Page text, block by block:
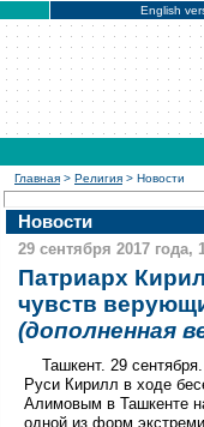
English
Главная > Религия > Новости
Новости
29 сентября 2017 года,
Патриарх
чувств
(дополненная
Ташкент. 29
Руси Кирилл в ходе
Алимовым в Ташкенте
одной из форм